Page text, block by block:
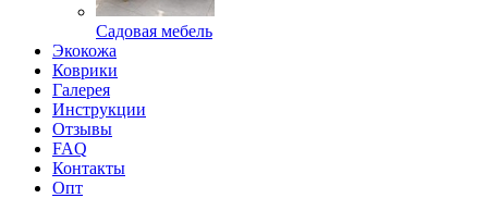
Садовая мебель
Экокожа
Коврики
Галерея
Инструкции
Отзывы
FAQ
Контакты
Опт